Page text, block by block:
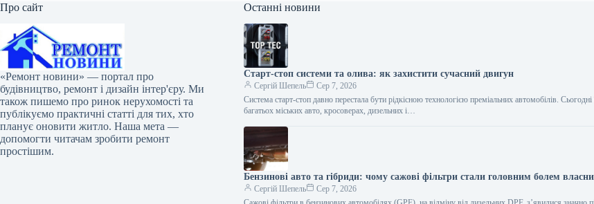
Про сайт
«Ремонт новини» — портал про
будівництво, ремонт і дизайн інтер'єру. Ми
також пишемо про ринок нерухомості та
публікуємо практичні статті для тих, хто
планує оновити житло. Наша мета —
допомогти читачам зробити ремонт
простішим.
Останні новини
Старт-стоп системи та олива: як захистити сучасний двигун
Сергій Шепель
Сер 7, 2026
Система старт-стоп давно перестала бути рідкісною технологією преміальних автомобілів. Сьогодні
багатьох міських авто, кросоверах, дизельних і…
Бензинові авто та гібриди: чому сажові фільтри стали головним болем
Сергій Шепель
Сер 7, 2026